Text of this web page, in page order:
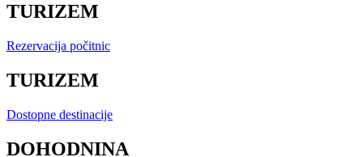
TURIZEM
Rezervacija počitnic
TURIZEM
Dostopne destinacije
DOHODNINA